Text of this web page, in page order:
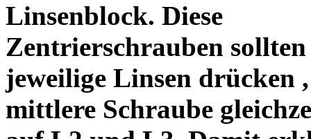
Linsenblock. Diese
Zentrierschrauben
jeweilige Linsen drücken
mittlere Schraube